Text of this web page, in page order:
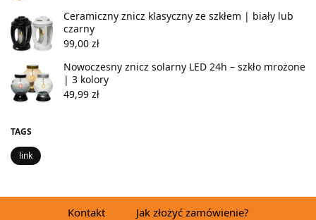
Ceramiczny znicz klasyczny ze szkłem | biały lub
czarny
99,00 zł
Nowoczesny znicz solarny LED 24h – szkło mrożone
| 3 kolory
49,99 zł
TAGS
link
Kontakt
Jak złożyć zamówienie?